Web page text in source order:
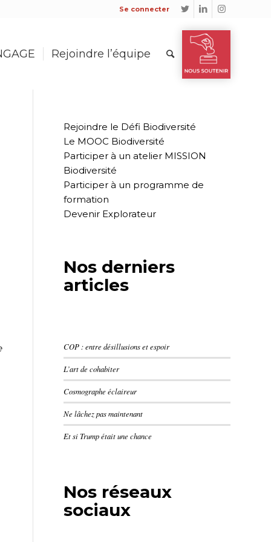
Se connecter
Rejoindre l’équipe
Rejoindre le Défi Biodiversité
Le MOOC Biodiversité
Participer à un atelier MISSION
Biodiversité
Participer à un programme de
formation
Devenir Explorateur
Nos derniers
articles
COP : entre désillusions et espoir
L’art de cohabiter
Cosmographe éclaireur
Ne lâchez pas maintenant
Et si Trump était une chance
Nos réseaux
sociaux